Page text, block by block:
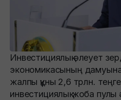
Инвестициялық әлеует
экономикасының дамуына
жалпы құны 2,6 трлн.
инвестициялық жоба пулы